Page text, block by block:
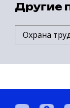
Другие
Охрана